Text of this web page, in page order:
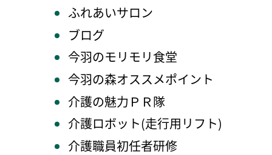
ふれあいサロン
ブログ
今羽のモリモリ食堂
今羽の森オススメポイント
介護の魅力ＰＲ隊
介護ロボット(走行用リフト)
介護職員初任者研修